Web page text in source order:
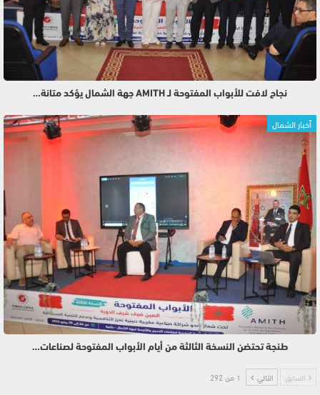
نجاح لافت للأبواب المفتوحة لـ AMITH جهة الشمال يؤكد متانة…
أخبار الشمال
طنجة تحتضن النسخة الثالثة من أيام الأبواب المفتوحة لصناعات…
السابق التالي 1 من 292